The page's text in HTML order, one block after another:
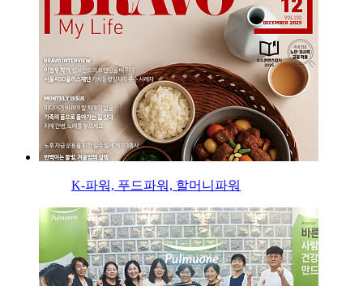
K-파워, 푸드파워, 할머니파워